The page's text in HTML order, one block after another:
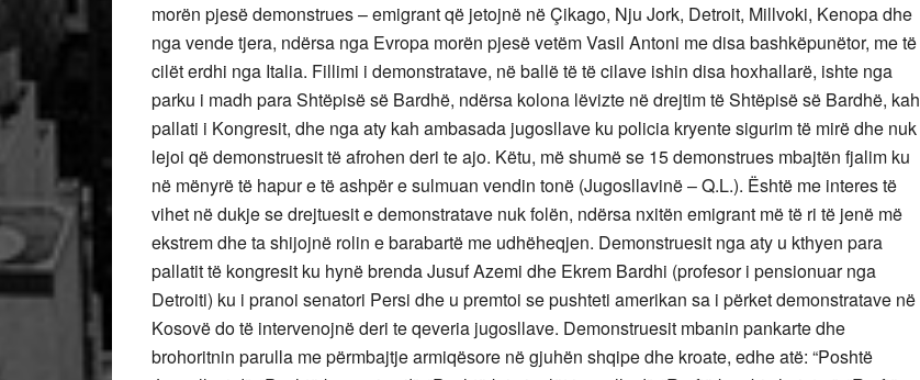
morën pjesë demonstrues – emigrant që jetojnë në Çikago, Nju Jork, Detroit, Millvoki, Kenopa dhe
nga vende tjera, ndërsa nga Evropa morën pjesë vetëm Vasil Antoni me disa bashkëpunëtor, me të
cilët erdhi nga Italia. Fillimi i demonstratave, në ballë të të cilave ishin disa hoxhallarë, ishte nga
parku i madh para Shtëpisë së Bardhë, ndërsa kolona lëvizte në drejtim të Shtëpisë së Bardhë, kah
pallati i Kongresit, dhe nga aty kah ambasada jugosllave ku policia kryente sigurim të mirë dhe nuk
lejoi që demonstruesit të afrohen deri te ajo. Këtu, më shumë se 15 demonstrues mbajtën fjalim ku
në mënyrë të hapur e të ashpër e sulmuan vendin tonë (Jugosllavinë – Q.L.). Është me interes të
vihet në dukje se drejtuesit e demonstratave nuk folën, ndërsa nxitën emigrant më të ri të jenë më
ekstrem dhe ta shijojnë rolin e barabartë me udhëheqjen. Demonstruesit nga aty u kthyen para
pallatit të kongresit ku hynë brenda Jusuf Azemi dhe Ekrem Bardhi (profesor i pensionuar nga
Detroiti) ku i pranoi senatori Persi dhe u premtoi se pushteti amerikan sa i përket demonstratave në
Kosovë do të intervenojnë deri te qeveria jugosllave. Demonstruesit mbanin pankarte dhe
brohoritnin parulla me përmbajtje armiqësore në gjuhën shqipe dhe kroate, edhe atë: “Poshtë